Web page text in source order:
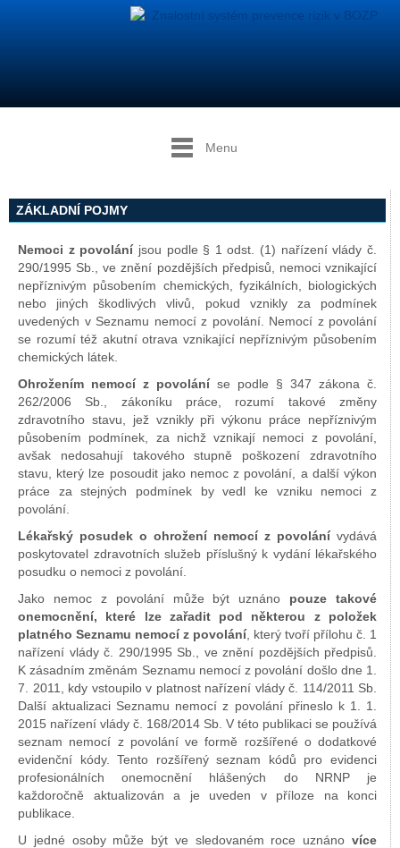
Menu
ZÁKLADNÍ POJMY
Nemoci z povoláníjsou podle § 1 odst. (1) nařízení vlády č.
290/1995 Sb., ve znění pozdějších předpisů, nemoci vznikající
nepříznivým působením chemických, fyzikálních, biologických
nebo jiných škodlivých vlivů, pokud vznikly za podmínek
uvedených v Seznamu nemocí z povolání. Nemocí z povolání
se rozumí též akutní otrava vznikající nepříznivým působením
chemických látek.
Ohrožením nemocí z povoláníse podle § 347 zákona č.
262/2006 Sb., zákoníku práce, rozumí takové změny
zdravotního stavu, jež vznikly při výkonu práce nepříznivým
působením podmínek, za nichž vznikají nemoci z povolání,
avšak nedosahují takového stupně poškození zdravotního
stavu, který lze posoudit jako nemoc z povolání, a další výkon
práce za stejných podmínek by vedl ke vzniku nemoci z
povolání.
Lékařský posudek o ohrožení nemocí z povolánívydává
poskytovatel zdravotních služeb příslušný k vydání lékařského
posudku o nemoci z povolání.
Jako nemoc z povolání může být uznáno pouze takové
onemocnění, které lze zařadit pod některou z položek
platného Seznamu nemocí z povolání, který tvoří přílohu č. 1
nařízení vlády č. 290/1995 Sb., ve znění pozdějších předpisů.
K zásadním změnám Seznamu nemocí z povolání došlo dne 1.
7. 2011, kdy vstoupilo v platnost nařízení vlády č. 114/2011 Sb.
Další aktualizaci Seznamu nemocí z povolání přineslo k 1. 1.
2015 nařízení vlády č. 168/2014 Sb. V této publikaci se používá
seznam nemocí z povolání ve formě rozšířené o dodatkové
evidenční kódy. Tento rozšířený seznam kódů pro evidenci
profesionálních onemocnění hlášených do NRNP je
každoročně aktualizován a je uveden v příloze na konci
publikace.
U jedné osoby může být ve sledovaném roce uznáno více